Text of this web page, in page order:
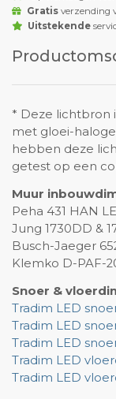
Gratisverzending
Uitstekende
* Deze lichtbron
met gloei-
hebben deze
getest op een
Muur
Peha 431 HAN
Jung 1730DD &
Busch-Jaeger
Klemko D-PAF-
Snoer &
Tradim LED
Tradim LED
Tradim LED
Tradim LED
Tradim LED